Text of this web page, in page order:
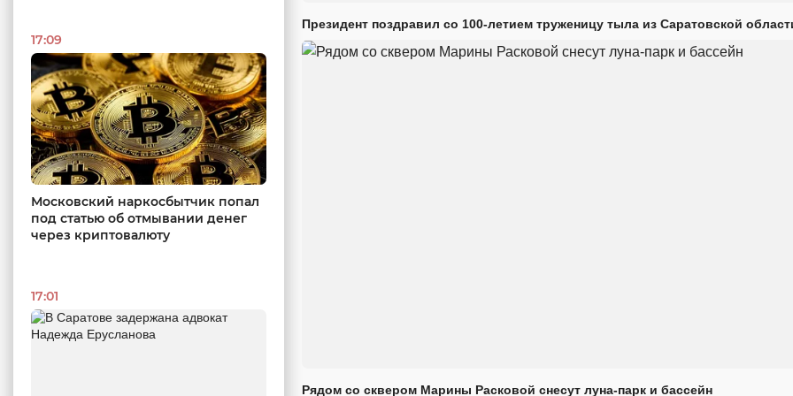
17:09
Московский наркосбытчик попал
под статью об отмывании денег
через криптовалюту
17:01
Президент поздравил со 100-летием труженицу тыла из Саратовской
Рядом со сквером Марины Расковой снесут луна-парк и бассейн